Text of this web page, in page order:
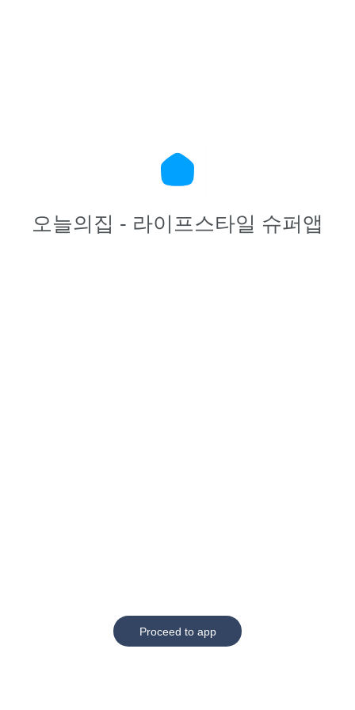
오늘의집 - 라이프스타일 슈퍼앱
Proceed to app